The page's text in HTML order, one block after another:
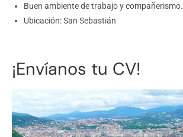
Buen ambiente de trabajo y compañerismo.
Ubicación: San Sebastián
¡Envíanos tu CV!​